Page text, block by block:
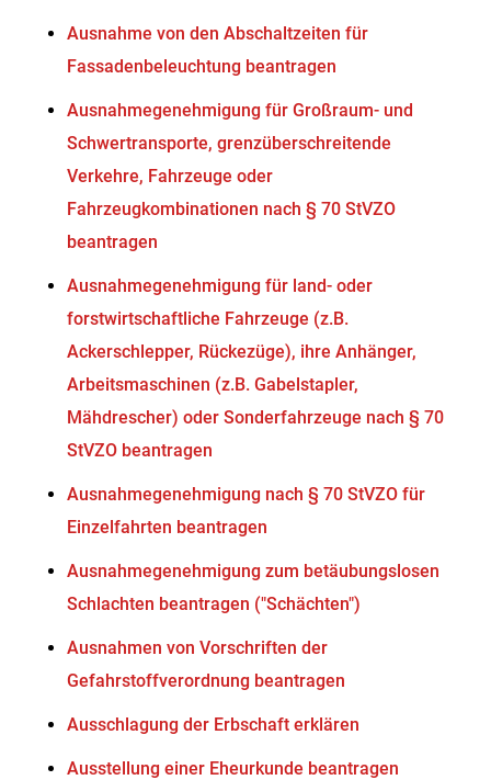
Ausnahme von den Abschaltzeiten für
Fassadenbeleuchtung beantragen
Ausnahmegenehmigung für Großraum- und
Schwertransporte, grenzüberschreitende
Verkehre, Fahrzeuge oder
Fahrzeugkombinationen nach § 70 StVZO
beantragen
Ausnahmegenehmigung für land- oder
forstwirtschaftliche Fahrzeuge (z.B.
Ackerschlepper, Rückezüge), ihre Anhänger,
Arbeitsmaschinen (z.B. Gabelstapler,
Mähdrescher) oder Sonderfahrzeuge nach § 70
StVZO beantragen
Ausnahmegenehmigung nach § 70 StVZO für
Einzelfahrten beantragen
Ausnahmegenehmigung zum betäubungslosen
Schlachten beantragen ("Schächten")
Ausnahmen von Vorschriften der
Gefahrstoffverordnung beantragen
Ausschlagung der Erbschaft erklären
Ausstellung einer Eheurkunde beantragen